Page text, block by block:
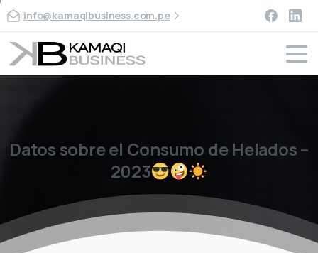
info@kamaqibusiness.com.pe
Datos sobreel Consumo de Helados–
2023